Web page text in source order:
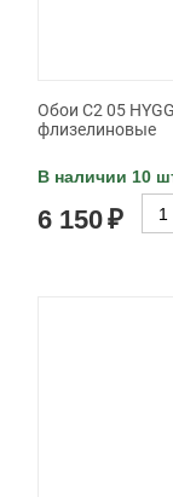
Обои C2 05
флизелиновые
В наличии 10
6 150₽